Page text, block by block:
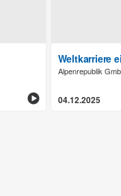
Weltkarriere
Alpenrepublik
04.12.2025